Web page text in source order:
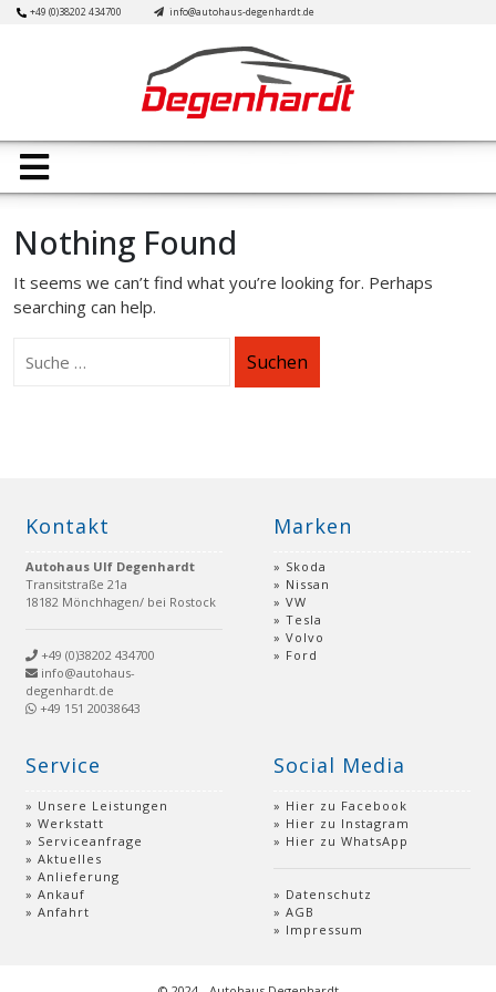
Skip+49 (0)38202 434700 info@autohaus-degenhardt.de
Open
Nothing Found
It seems we can’t find what you’re looking for. Perhaps
searching can help.
Suchen
Kontakt
Autohaus Ulf Degenhardt
Transitstraße 21a
18182 Mönchhagen/ bei Rostock
+49 (0)38202 434700
info@autohaus-
degenhardt.de
+49 151 20038643
Marken
Skoda
Nissan
VW
Tesla
Volvo
Ford
Service
Unsere Leistungen
Werkstatt
Serviceanfrage
Aktuelles
Anlieferung
Ankauf
Anfahrt
Social Media
Hier zu Facebook
Hier zu Instagram
Hier zu WhatsApp
Datenschutz
AGB
Impressum